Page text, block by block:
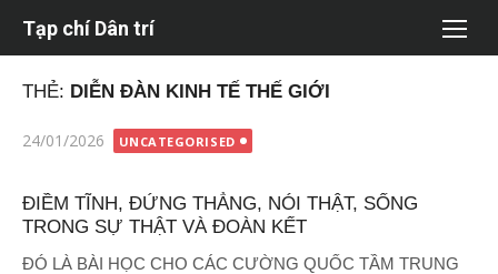
dung
Tạp chí Dân trí
THẺ: DIỄN ĐÀN KINH TẾ THẾ GIỚI
Đăng
24/01/2026 UNCATEGORISED
ĐIỀM TĨNH, ĐỨNG THẲNG, NÓI THẬT, SỐNG
TRONG SỰ THẬT VÀ ĐOÀN KẾT
ĐÓ LÀ BÀI HỌC CHO CÁC CƯỜNG QUỐC TẦM TRUNG